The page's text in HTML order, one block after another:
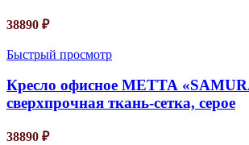
38890 ₽
Быстрый просмотр
Кресло офисное МЕТТА
сверхпрочная ткань-сетка, серое
38890 ₽